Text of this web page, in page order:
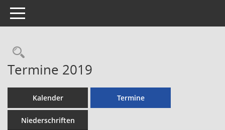
Toggle navigation
Rechercheauswahl
Termine 2019
Kalender Termine
Niederschriften